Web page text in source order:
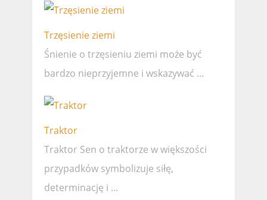
Trzęsienie ziemi
Śnienie o trzęsieniu ziemi może być
bardzo nieprzyjemne i wskazywać …
Traktor
Traktor Sen o traktorze w większości
przypadków symbolizuje siłę,
determinację i …